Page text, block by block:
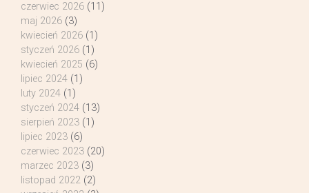
czerwiec 2026 (11)
maj 2026 (3)
kwiecień 2026 (1)
styczeń 2026 (1)
kwiecień 2025 (6)
lipiec 2024 (1)
luty 2024 (1)
styczeń 2024 (13)
sierpień 2023 (1)
lipiec 2023 (6)
czerwiec 2023 (20)
marzec 2023 (3)
listopad 2022 (2)